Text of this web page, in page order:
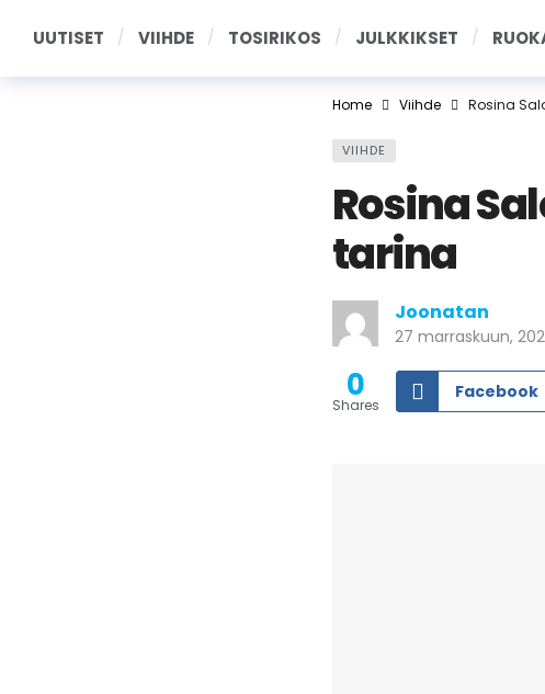
UUTISET VIIHDE TOSIRIKOS JULKKIKSET
Home Viihde Rosina
VIIHDE
Rosina
tarina
Joonatan
27 marraskuun,
0
Shares
Facebook